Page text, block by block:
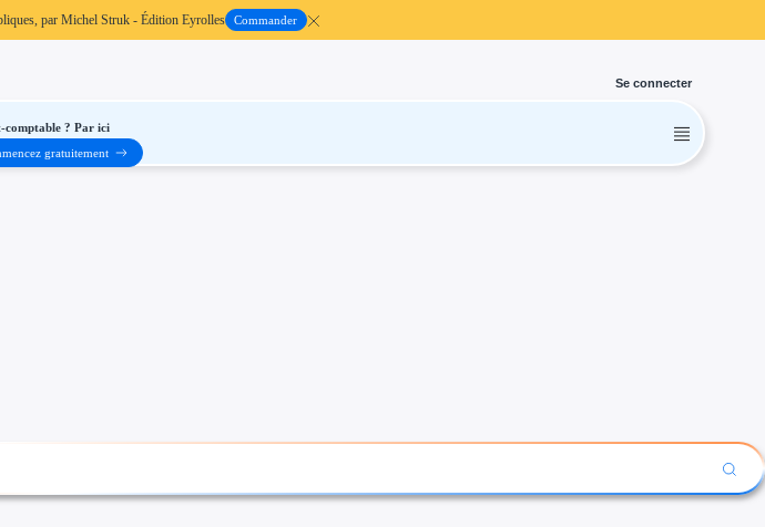
par Michel Struk - Édition Eyrolles Commander
Se connecter
comptable ? Par ici
gratuitement